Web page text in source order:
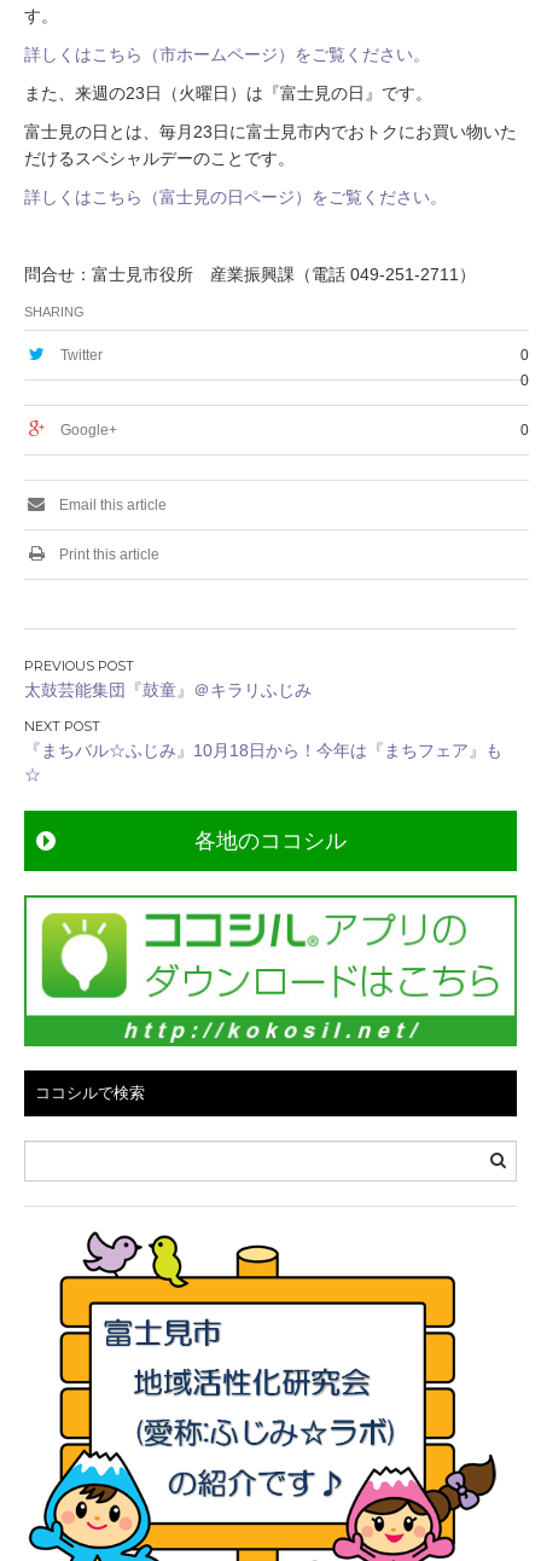
す。
詳しくはこちら（市ホームページ）をご覧ください。
また、来週の23日（火曜日）は『富士見の日』です。
富士見の日とは、毎月23日に富士見市内でおトクにお買い物いた
だけるスペシャルデーのことです。
詳しくはこちら（富士見の日ページ）をご覧ください。
問合せ：富士見市役所 産業振興課（電話 049-251-2711）
SHARING
Twitter
0
0
Google+ 0
Email this article
Print this article
投
稿
ナ
ビ
ゲ
ー
シ
ョ
ン
太鼓芸能集団『鼓童』＠キラリふじみ
『まちバル☆ふじみ』10月18日から！今年は『まちフェア』も
☆
各地のココシル
ココシルで検索